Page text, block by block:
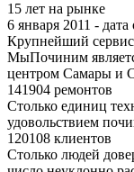
15 лет на рынке
6 января 2011 -
Крупнейший сервис
МыПочиним
центром Самары и
141904 ремонтов
Столько единиц
удовольствием
120108 клиентов
Столько людей